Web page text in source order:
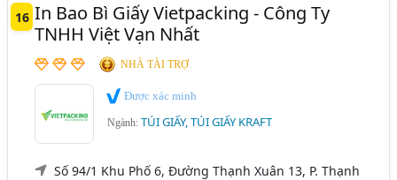
16 In Bao Bì Giấy Vietpacking - Công Ty
TNHH Việt Vạn Nhất
NHÀ TÀI TRỢ
Được xác minh
Ngành:TÚI GIẤY, TÚI GIẤY KRAFT
Số 94/1 Khu Phố 6, Đường Thạnh Xuân 13, P. Thạnh